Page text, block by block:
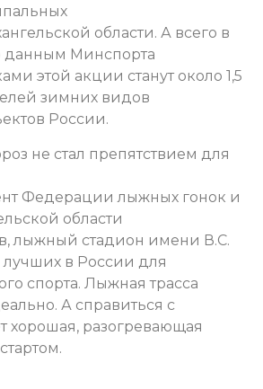
области. А всего в
данным Минспорта
этой акции станут около 1,5
зимних видов
России.
не стал препятствием для
Федерации лыжных гонок и
области
лыжный стадион имени В.С.
лучших в России для
спорта. Лыжная трасса
А справиться с
хорошая, разогревающая